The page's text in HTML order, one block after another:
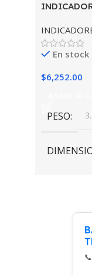
En stock
$6,252.00
PESO